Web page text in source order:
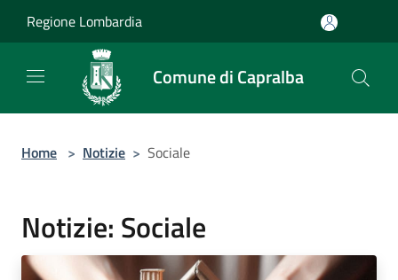
Regione Lombardia
Comune di Capralba
Home > Notizie > Sociale
Notizie: Sociale